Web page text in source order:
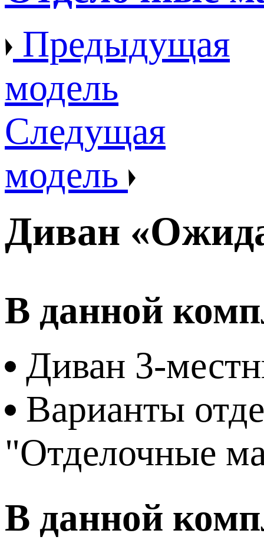
Предыдущая
модель
Следущая
модель
Диван
В данной
Диван 3-
Варианты
"Отделочные
В данной